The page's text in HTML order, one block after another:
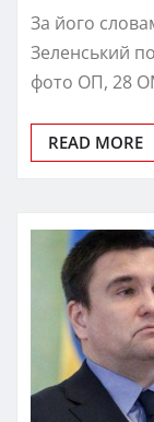
За його
Зеленський
фото ОП, 28
READ MORE